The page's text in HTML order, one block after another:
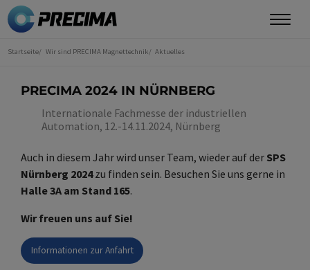
Direkt
zum
Sie
hier
Startseite Wir sind PRECIMA Magnettechnik Aktuelles
PRECIMA 2024 IN NÜRNBERG
Internationale Fachmesse der industriellen
Automation, 12.-14.11.2024, Nürnberg
Auch in diesem Jahr wird unser Team, wieder auf der SPS
Nürnberg 2024zu finden sein. Besuchen Sie uns gerne in
Halle 3A am Stand 165.
Wir freuen uns auf Sie!
Informationen zur Anfahrt